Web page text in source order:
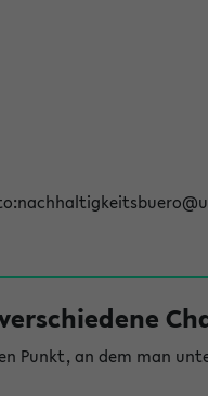
Punkt, an dem man